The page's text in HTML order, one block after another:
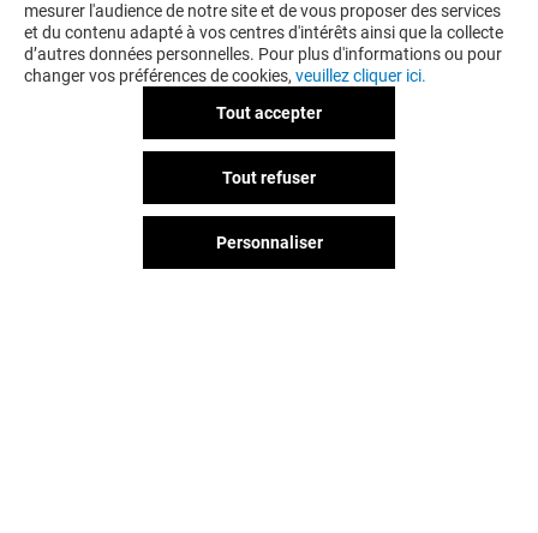
mesurer l'audience de notre site et de vous proposer des services
et du contenu adapté à vos centres d'intérêts ainsi que la collecte
d’autres données personnelles. Pour plus d'informations ou pour
changer vos préférences de cookies, veuillez cliquer ici.
Tout accepter
Tout refuser
Personnaliser